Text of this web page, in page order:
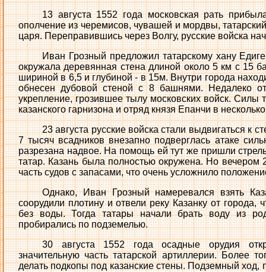
13 августа 1552 года московская рать
ополчение из черемисов, чувашей и мордвы,
царя. Переправившись через Волгу, русские войска
Иван Грозный предложил татарскому хану
окружала деревянная стена длиной около 5 км с 15
шириной в 6,5 и глубиной - в 15м. Внутри города
обнесен дубовой стеной с 8 башнями. Недалеко
укрепление, грозившее тылу московских войск. Силы
казанского гарнизона и отряд князя Епанчи в
23 августа русские войска стали выдвигаться к
7 тысяч всадников внезапно подверглась атаке
разрезана надвое. На помощь ей тут же пришли
татар. Казань была полностью окружена. Но вечером
часть судов с запасами, что очень усложнило
Однако, Иван Грозный намеревался взять
соорудили плотину и отвели реку Казанку от города,
без воды. Тогда татары начали брать воду из
пробирались по подземелью.
30 августа 1552 года осадные орудия
значительную часть татарской артиллерии. Более
делать подкопы под казанские стены. Подземный ход,